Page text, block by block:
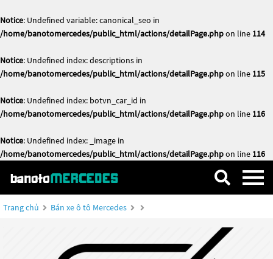
Notice: Undefined variable: canonical_seo in
/home/banotomercedes/public_html/actions/detailPage.phpon line 114
Notice: Undefined index: descriptions in
/home/banotomercedes/public_html/actions/detailPage.phpon line 115
Notice: Undefined index: botvn_car_id in
/home/banotomercedes/public_html/actions/detailPage.phpon line 116
Notice: Undefined index: _image in
/home/banotomercedes/public_html/actions/detailPage.phpon line 116
Trang chủ Bán xe ô tô Mercedes